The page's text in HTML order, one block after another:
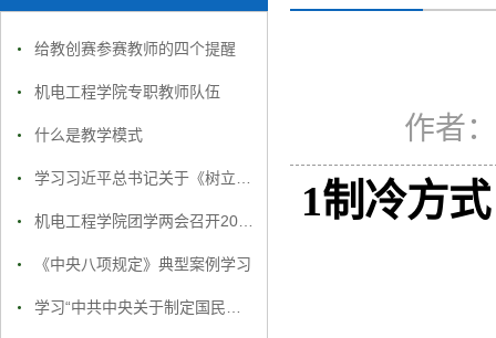
给教创赛参赛教师的四个提醒
机电工程学院专职教师队伍
什么是教学模式
《中央八项规定》典型案例学习
作者：
1制冷方式